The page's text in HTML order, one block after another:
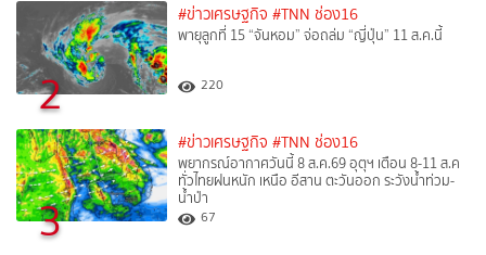
2
#ข่าวเศรษฐกิจ #TNN ช่อง16
พายุลูกที่ 15 “จันหอม” จ่อถล่ม “ญี่ปุ่น” 11 ส.ค.นี้
220
3
#ข่าวเศรษฐกิจ #TNN ช่อง16
พยากรณ์อากาศวันนี้ 8 ส.ค.69 อุตุฯ เตือน 8-11 ส.ค
ทั่วไทยฝนหนัก เหนือ อีสาน ตะวันออก ระวังน้ำท่วม-
น้ำป่า
67